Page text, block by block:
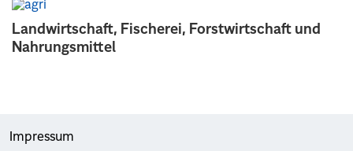
Landwirtschaft, Fischerei, Forstwirtschaft und
Nahrungsmittel
Impressum